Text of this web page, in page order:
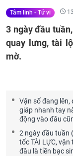
Tâm linh - Tử vi
3 ngày đầu
quay lưng, tài
mờ.
Vận số đang lên,
giáp nhanh tay
động vào đâu
2 ngày đầu tuần
tốc TÀI LỰC,
đâu là tiền bạc